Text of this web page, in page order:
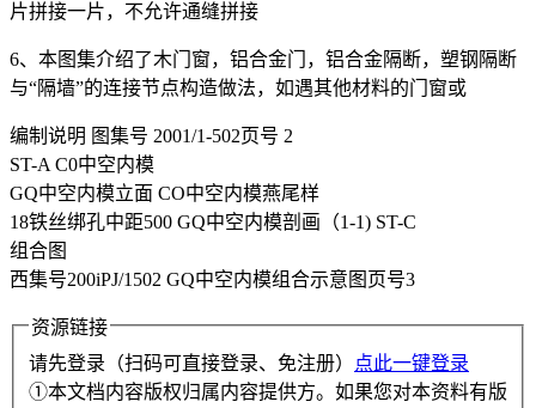
片拼接一片，不允许通缝拼接
6、本图集介绍了木门窗，铝合金门，铝合金隔断，塑钢隔断
与“隔墙”的连接节点构造做法，如遇其他材料的门窗或
编制说明 图集号 2001/1-502页号 2
ST-A C0中空内模
GQ中空内模立面 CO中空内模燕尾样
18铁丝绑孔中距500 GQ中空内模剖画（1-1) ST-C
组合图
西集号200iPJ/1502 GQ中空内模组合示意图页号3
资源链接
请先登录（扫码可直接登录、免注册）
点此一键登录
①本文档内容版权归属内容提供方。如果您对本资料有版